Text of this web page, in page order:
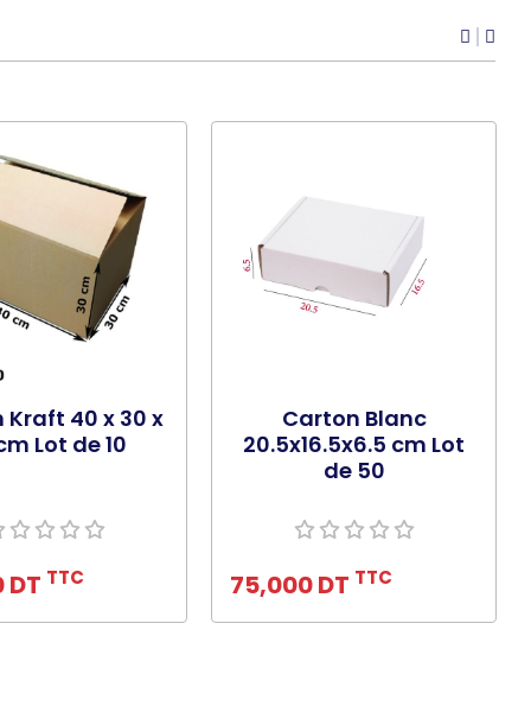
Kraft 40 x 30 x
Lot de 10
DT TTC
Carton Blanc
20.5x16.5x6.5 cm Lot
de 50
75,000 DT TTC